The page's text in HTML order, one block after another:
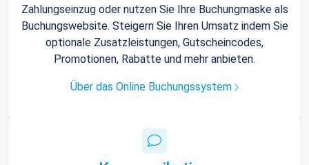
Zahlungseinzug oder nutzen Sie Ihre Buchungmaske als
Buchungswebsite. Steigern Sie Ihren Umsatz indem Sie
optionale Zusatzleistungen, Gutscheincodes,
Promotionen, Rabatte und mehr anbieten.
Über das Online Buchungssystem